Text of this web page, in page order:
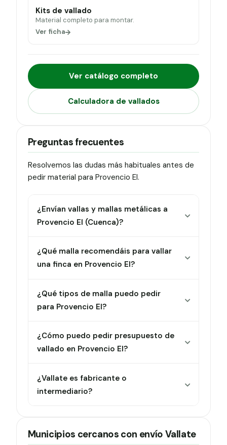
Kits de vallado
Material completo para montar.
Ver ficha
Ver catálogo completo
Calculadora de vallados
Preguntas frecuentes
Resolvemos las dudas más habituales antes de
pedir material para Provencio El.
¿Envían vallas y mallas metálicas a
Provencio El (Cuenca)?
¿Qué malla recomendáis para vallar
una finca en Provencio El?
¿Qué tipos de malla puedo pedir
para Provencio El?
¿Cómo puedo pedir presupuesto de
vallado en Provencio El?
¿Vallate es fabricante o
intermediario?
Municipios cercanos con envío Vallate